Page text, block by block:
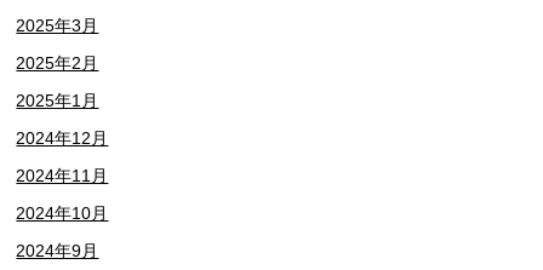
2025年3月
2025年2月
2025年1月
2024年12月
2024年11月
2024年10月
2024年9月